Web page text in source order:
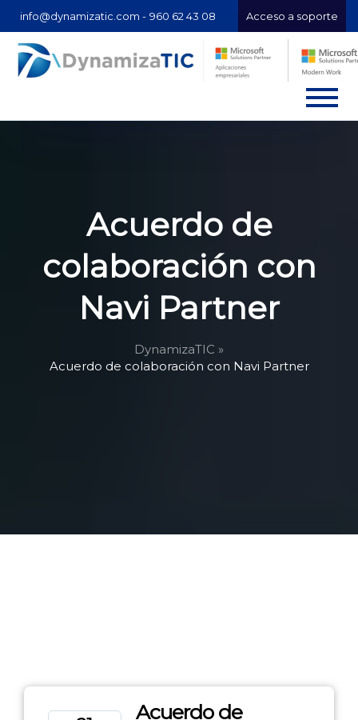
info@dynamizatic.com - 960 62 43 08 Acceso a soporte
Acuerdo de
colaboración con
Navi Partner
DynamizaTIC »
Acuerdo de colaboración con Navi Partner
Acuerdo de